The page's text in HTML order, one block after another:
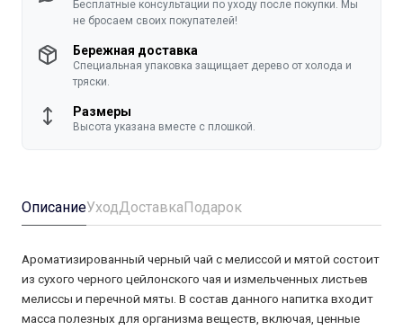
Бесплатные консультации по уходу после покупки. Мы
не бросаем своих покупателей!
Бережная доставка
Специальная упаковка защищает дерево от холода и
тряски.
Размеры
Высота указана вместе с плошкой.
ОписаниеУходДоставкаПодарок
Ароматизированный черный чай с мелиссой и мятой состоит
из сухого черного цейлонского чая и измельченных листьев
мелиссы и перечной мяты. В состав данного напитка входит
масса полезных для организма веществ, включая, ценные